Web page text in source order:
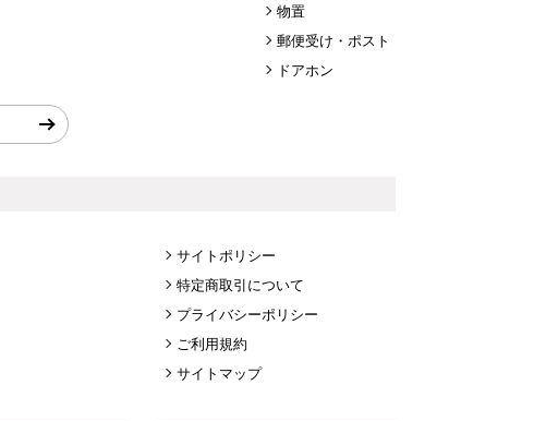
物置
郵便受け・ポスト
ドアホン
サイトポリシー
特定商取引について
プライバシーポリシー
ご利用規約
サイトマップ